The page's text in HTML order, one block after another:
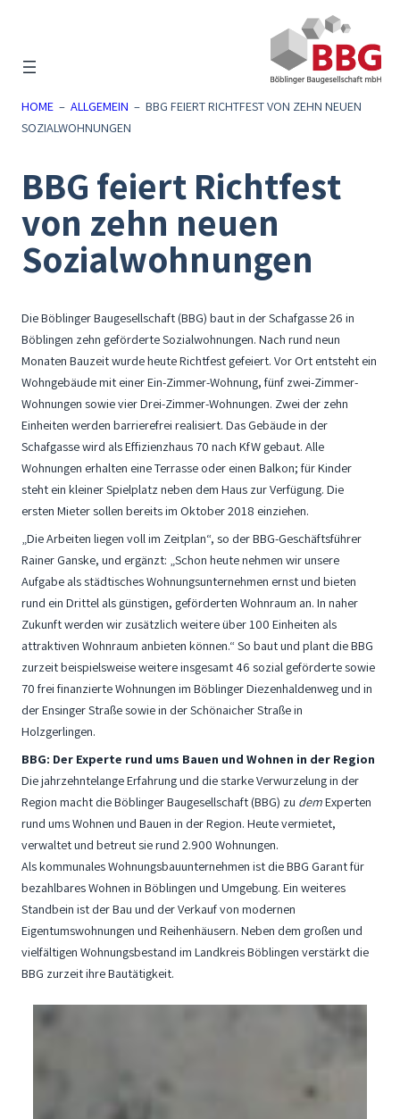
springen
HOME – ALLGEMEIN – BBG FEIERT RICHTFEST VON ZEHN NEUEN
SOZIALWOHNUNGEN
BBG feiert Richtfest
von zehn neuen
Sozialwohnungen
Die Böblinger Baugesellschaft (BBG) baut in der Schafgasse 26 in
Böblingen zehn geförderte Sozialwohnungen. Nach rund neun
Monaten Bauzeit wurde heute Richtfest gefeiert. Vor Ort entsteht ein
Wohngebäude mit einer Ein-Zimmer-Wohnung, fünf zwei-Zimmer-
Wohnungen sowie vier Drei-Zimmer-Wohnungen. Zwei der zehn
Einheiten werden barrierefrei realisiert. Das Gebäude in der
Schafgasse wird als Effizienzhaus 70 nach KfW gebaut. Alle
Wohnungen erhalten eine Terrasse oder einen Balkon; für Kinder
steht ein kleiner Spielplatz neben dem Haus zur Verfügung. Die
ersten Mieter sollen bereits im Oktober 2018 einziehen.
„Die Arbeiten liegen voll im Zeitplan“, so der BBG-Geschäftsführer
Rainer Ganske, und ergänzt: „Schon heute nehmen wir unsere
Aufgabe als städtisches Wohnungsunternehmen ernst und bieten
rund ein Drittel als günstigen, geförderten Wohnraum an. In naher
Zukunft werden wir zusätzlich weitere über 100 Einheiten als
attraktiven Wohnraum anbieten können.“ So baut und plant die BBG
zurzeit beispielsweise weitere insgesamt 46 sozial geförderte sowie
70 frei finanzierte Wohnungen im Böblinger Diezenhaldenweg und in
der Ensinger Straße sowie in der Schönaicher Straße in
Holzgerlingen.
BBG: Der Experte rund ums Bauen und Wohnen in der Region
Die jahrzehntelange Erfahrung und die starke Verwurzelung in der
Region macht die Böblinger Baugesellschaft (BBG) zu demExperten
rund ums Wohnen und Bauen in der Region. Heute vermietet,
verwaltet und betreut sie rund 2.900 Wohnungen.
Als kommunales Wohnungsbauunternehmen ist die BBG Garant für
bezahlbares Wohnen in Böblingen und Umgebung. Ein weiteres
Standbein ist der Bau und der Verkauf von modernen
Eigentumswohnungen und Reihenhäusern. Neben dem großen und
vielfältigen Wohnungsbestand im Landkreis Böblingen verstärkt die
BBG zurzeit ihre Bautätigkeit.